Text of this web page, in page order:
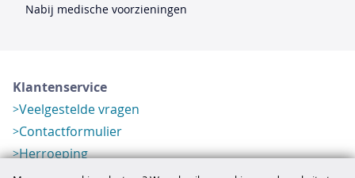
Nabij medische voorzieningen
Klantenservice
Veelgestelde vragen
Contactformulier
Herroeping